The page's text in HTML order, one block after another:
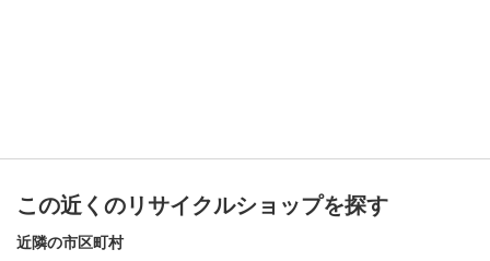
この近くのリサイクルショップを探す
近隣の市区町村